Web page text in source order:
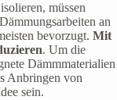
müssen
an
bevorzugt. Mit
. Um die
Dämmmaterialien
Anbringen von
sein.